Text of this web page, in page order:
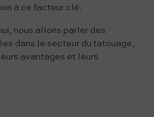
à ce facteur clé.
nous allons parler des
dans le secteur du tatouage,
avantages et leurs